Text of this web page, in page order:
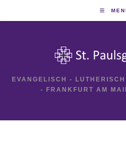
EVANGELISCH -
- FRANKFURT AM